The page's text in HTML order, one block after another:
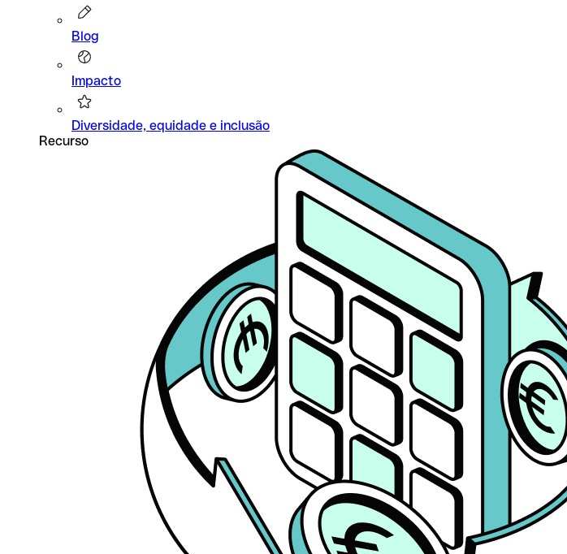
Blog
Impacto
Diversidade, equidade e inclusão
Recurso